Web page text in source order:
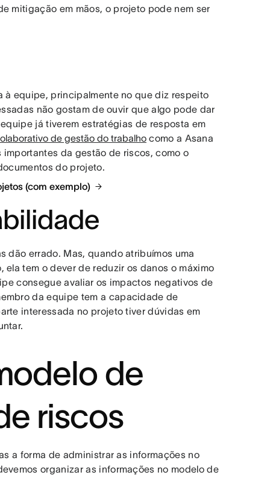
mitigação em mãos, o projeto pode nem ser
à equipe, principalmente no que diz respeito
não gostam de ouvir que algo pode dar
já tiverem estratégias de resposta em
de gestão do trabalhocomo a Asana
da gestão de riscos, como o
do projeto.
(com exemplo)
dão errado. Mas, quando atribuímos uma
tem o dever de reduzir os danos o máximo
consegue avaliar os impactos negativos de
da equipe tem a capacidade de
interessada no projeto tiver dúvidas em
de
riscos
a forma de administrar as informações no
organizar as informações no modelo de